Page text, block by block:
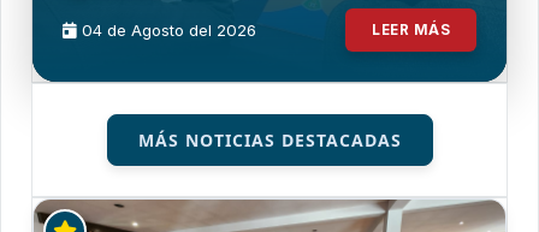
04 de Agosto del 2026 LEER MÁS
MÁS NOTICIAS DESTACADAS